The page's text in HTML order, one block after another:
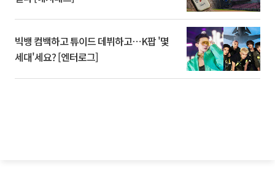
빅뱅 컴백하고 튜이드 데뷔하고⋯K팝 '몇
세대'세요? [엔터로그]